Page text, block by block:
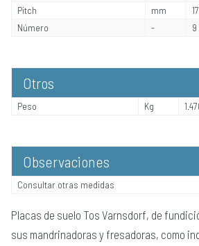
Pitch
mm
Número
- 9
Otros
Peso Kg
Observaciones
Consultar otras medidas
Placas de suelo Tos Varnsdorf, de
sus mandrinadoras y fresadoras, como